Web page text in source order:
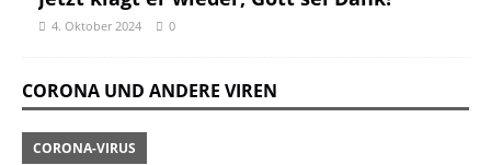
4. Oktober 2024 0
CORONA UND ANDERE VIREN
CORONA-VIRUS